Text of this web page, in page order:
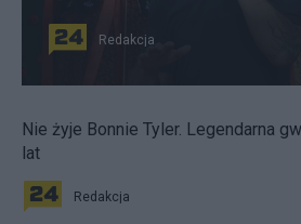
Redakcja
Nie żyje Bonnie Tyler. Legendarna
lat
Redakcja